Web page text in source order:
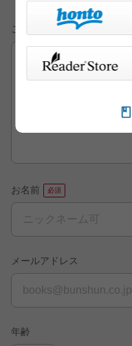
ご意見・ご感想
お名前
メールアドレス
年齢